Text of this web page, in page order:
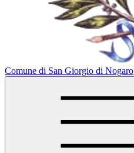
Comune di San Giorgio di Nogaro